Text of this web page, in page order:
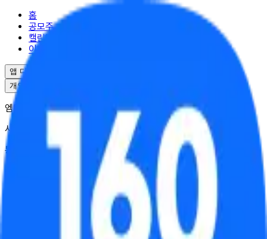
홈
공모주
캘린더
이벤트
앱 다운로드
개인정보처리방침
엠엘투자자문(주) | 대표 윤도선
사업자등록번호 : 341-88-02703
통신판매업 : 2025-서울강남-04995
서울특별시 강남구 역삼로17길 10
대표번호 : 02-6949-0045
© ML Investment Advisory Co.,Ltd. All Rights Reserved.